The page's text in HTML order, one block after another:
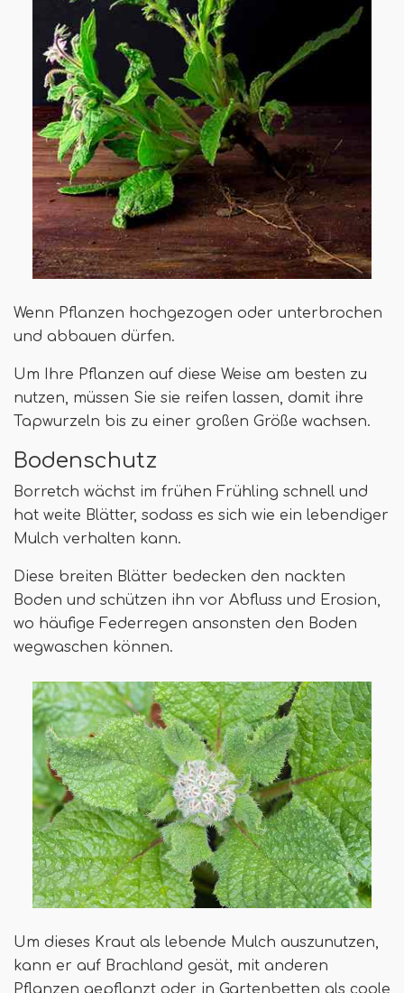
Wenn Pflanzen hochgezogen oder unterbrochen
und abbauen dürfen.
Um Ihre Pflanzen auf diese Weise am besten zu
nutzen, müssen Sie sie reifen lassen, damit ihre
Tapwurzeln bis zu einer großen Größe wachsen.
Bodenschutz
Borretch wächst im frühen Frühling schnell und
hat weite Blätter, sodass es sich wie ein lebendiger
Mulch verhalten kann.
Diese breiten Blätter bedecken den nackten
Boden und schützen ihn vor Abfluss und Erosion,
wo häufige Federregen ansonsten den Boden
wegwaschen können.
Um dieses Kraut als lebende Mulch auszunutzen,
kann er auf Brachland gesät, mit anderen
Pflanzen gepflanzt oder in Gartenbetten als coole